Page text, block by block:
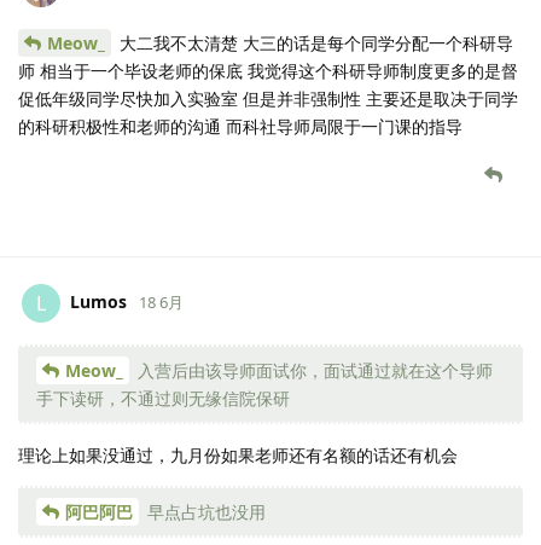
Meow_
大二我不太清楚 大三的话是每个同学分配一个科研导
师 相当于一个毕设老师的保底 我觉得这个科研导师制度更多的是督
促低年级同学尽快加入实验室 但是并非强制性 主要还是取决于同学
的科研积极性和老师的沟通 而科社导师局限于一门课的指导
L Lumos 18 6月
Meow_
入营后由该导师面试你，面试通过就在这个导师
手下读研，不通过则无缘信院保研
理论上如果没通过，九月份如果老师还有名额的话还有机会
阿巴阿巴 早点占坑也没用